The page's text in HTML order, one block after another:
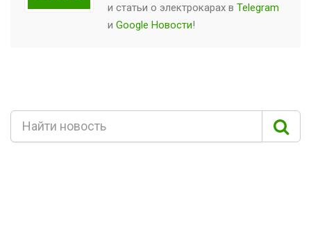
и статьи о электрокарах в Telegram
и Google Новости!